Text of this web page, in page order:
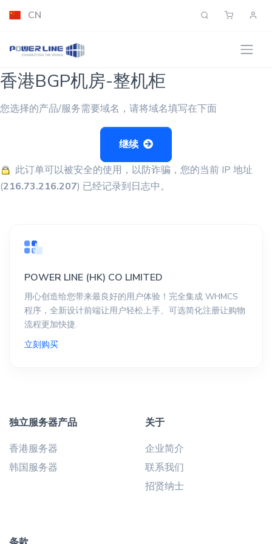
CN
香港BGP机房-整机柜
您选择的产品/服务需要域名，请将域名填写在下面
继续
此订单可以被安全的使用，以防诈骗，您的当前 IP 地址
(216.73.216.207) 已经记录到日志中。
POWER LINE (HK) CO LIMITED
用心创造给您带来最良好的用户体验！完全集成 WHMCS
程序，全新设计前端让用户轻松上手、可选简化注册让购物
流程更加快捷.
立刻购买
独立服务器产品
香港服务器
韩国服务器
关于
企业简介
联系我们
招贤纳士